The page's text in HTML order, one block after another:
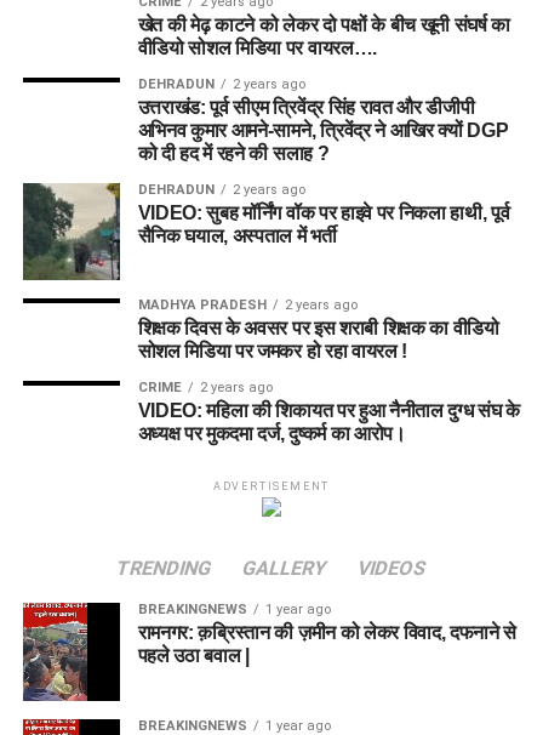
खेत की मेढ़ काटने को लेकर दो पक्षों के बीच खूनी संघर्ष का
वीडियो सोशल मिडिया पर वायरल….
DEHRADUN 2 years ago
उत्तराखंड: पूर्व सीएम त्रिवेंद्र सिंह रावत और डीजीपी
अभिनव कुमार आमने-सामने, त्रिवेंद्र ने आखिर क्यों DGP
को दी हद में रहने की सलाह ?
DEHRADUN 2 years ago
VIDEO: सुबह मॉर्निंग वॉक पर हाइवे पर निकला हाथी, पूर्व
सैनिक घयाल, अस्पताल में भर्ती
MADHYA PRADESH 2 years ago
शिक्षक दिवस के अवसर पर इस शराबी शिक्षक का वीडियो
सोशल मिडिया पर जमकर हो रहा वायरल !
CRIME 2 years ago
VIDEO: महिला की शिकायत पर हुआ नैनीताल दुग्ध संघ के
अध्यक्ष पर मुकदमा दर्ज, दुष्कर्म का आरोप।
ADVERTISEMENT
TRENDING GALLERY VIDEOS
BREAKINGNEWS 1 year ago
रामनगर: क़ब्रिस्तान की ज़मीन को लेकर विवाद, दफनाने से
पहले उठा बवाल |
BREAKINGNEWS 1 year ago